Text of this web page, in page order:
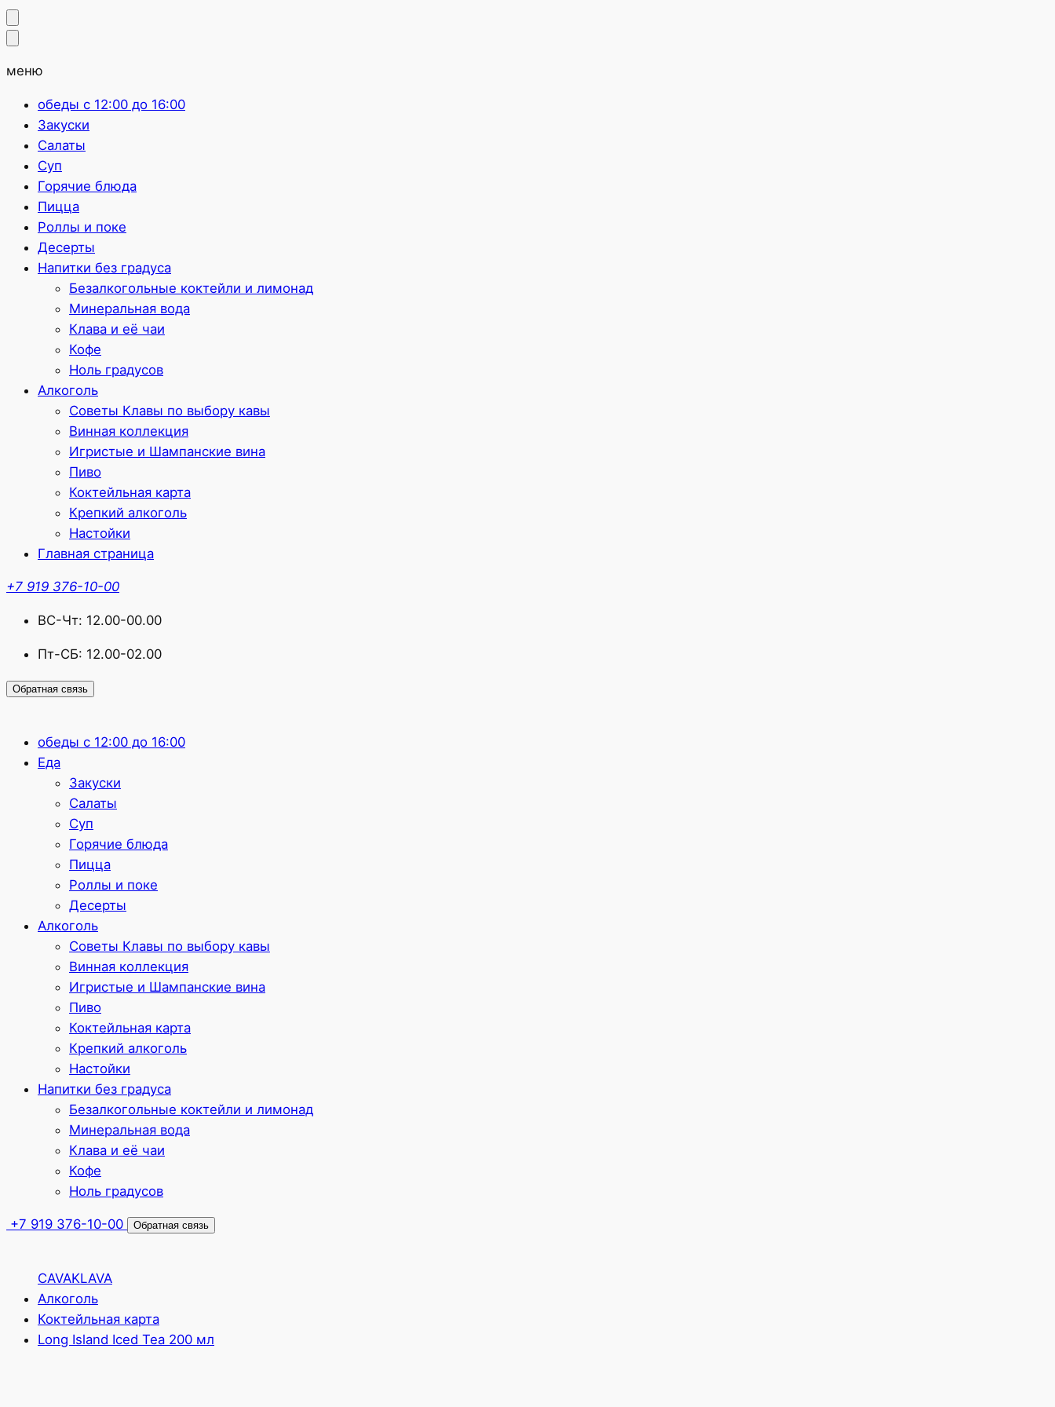
меню
обеды с 12:00 до 16:00
Закуски
Салаты
Суп
Горячие блюда
Пицца
Роллы и поке
Десерты
Напитки без градуса
Безалкогольные коктейли и лимонад
Минеральная вода
Клава и её чаи
Кофе
Ноль градусов
Алкоголь
Советы Клавы по выбору кавы
Винная коллекция
Игристые и Шампанские вина
Пиво
Коктейльная карта
Крепкий алкоголь
Настойки
Главная страница
+7 919 376-10-00
ВС-Чт: 12.00-00.00
Пт-СБ: 12.00-02.00
Обратная связь
обеды с 12:00 до 16:00
Еда
Закуски
Салаты
Суп
Горячие блюда
Пицца
Роллы и поке
Десерты
Алкоголь
Советы Клавы по выбору кавы
Винная коллекция
Игристые и Шампанские вина
Пиво
Коктейльная карта
Крепкий алкоголь
Настойки
Напитки без градуса
Безалкогольные коктейли и лимонад
Минеральная вода
Клава и её чаи
Кофе
Ноль градусов
+7 919 376-10-00 Обратная связь
CAVAKLAVA
Алкоголь
Коктейльная карта
Long Island Iced Tea 200 мл